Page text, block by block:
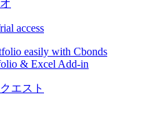
access
easily with Cbonds
& Excel Add-in
エスト